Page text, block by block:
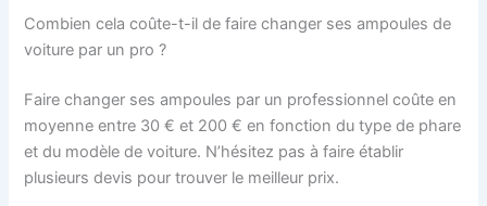
Combien cela coûte-t-il de faire changer ses ampoules de
voiture par un pro ?
Faire changer ses ampoules par un professionnel coûte en
moyenne entre 30 € et 200 € en fonction du type de phare
et du modèle de voiture. N’hésitez pas à faire établir
plusieurs devis pour trouver le meilleur prix.